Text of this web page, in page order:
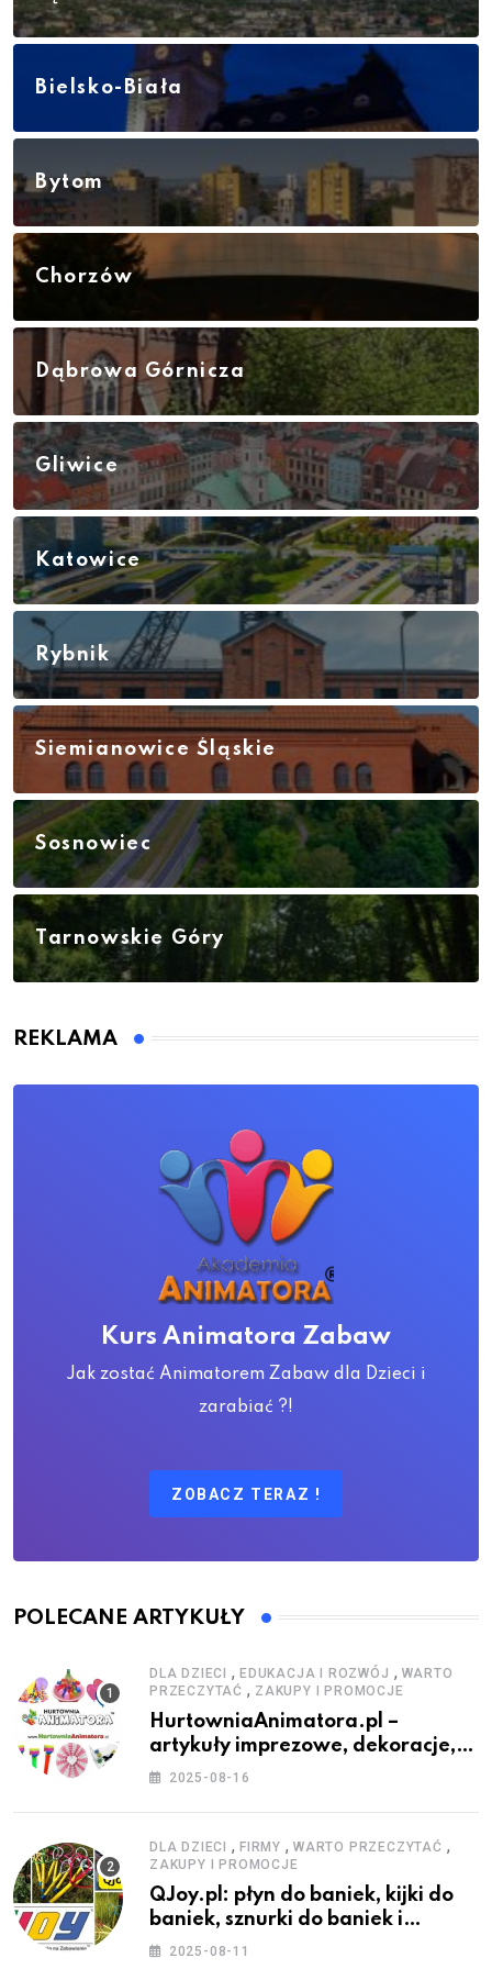
Bielsko-Biała
Bytom
Chorzów
Dąbrowa Górnicza
Gliwice
Katowice
Rybnik
Siemianowice Śląskie
Sosnowiec
Tarnowskie Góry
REKLAMA
Kurs Animatora Zabaw
Jak zostać Animatorem Zabaw dla Dzieci i
zarabiać ?!
ZOBACZ TERAZ !
POLECANE ARTYKUŁY
DLA DZIECI , EDUKACJA I ROZWÓJ , WARTO
PRZECZYTAĆ , ZAKUPY I PROMOCJE
HurtowniaAnimatora.pl –
artykuły imprezowe, dekoracje,
stroje i akcesoria dla animatorów
2025-08-16
DLA DZIECI , FIRMY , WARTO PRZECZYTAĆ ,
ZAKUPY I PROMOCJE
QJoy.pl: płyn do baniek, kijki do
baniek, sznurki do baniek i
zestawy do baniek
2025-08-11